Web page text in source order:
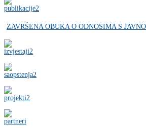
ZAVRŠENA OBUKA O ODNOSIMA S